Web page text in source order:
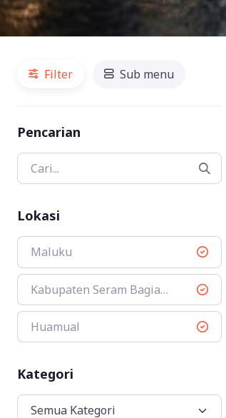
Filter Sub menu
Pencarian
Lokasi
Maluku
Kabupaten Seram Bagian Barat
Huamual
Kategori